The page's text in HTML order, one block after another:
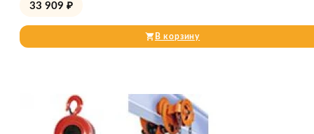
33 909 ₽
В корзину